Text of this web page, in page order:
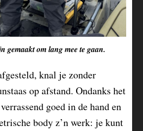
gemaakt om lang mee te gaan.
knal je zonder
op afstand. Ondanks het
goed in de hand en
body z’n werk: je kunt